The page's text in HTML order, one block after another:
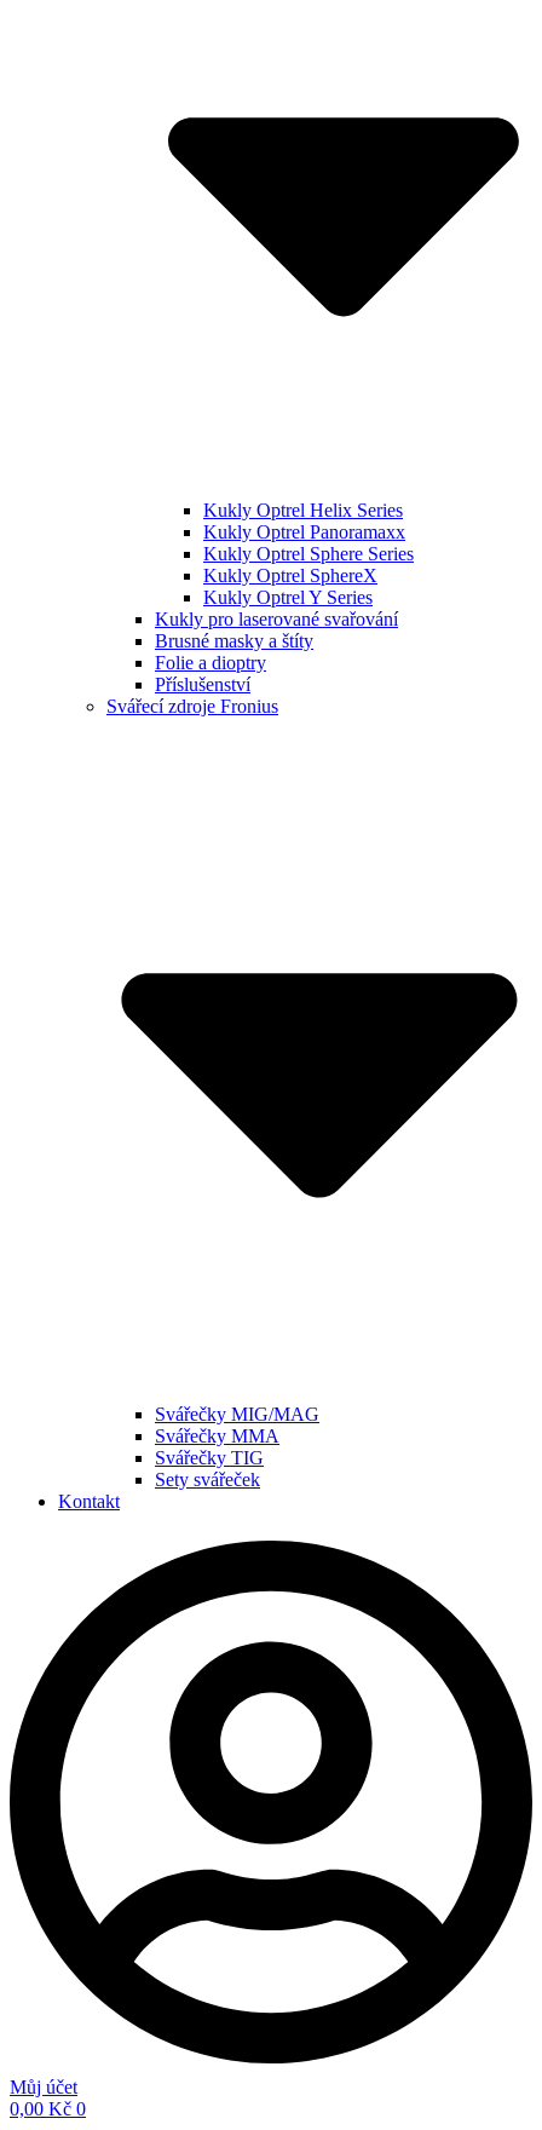
Kukly Optrel Helix Series
Kukly Optrel Panoramaxx
Kukly Optrel Sphere Series
Kukly Optrel SphereX
Kukly Optrel Y Series
Kukly pro laserované svařování
Brusné masky a štíty
Folie a dioptry
Příslušenství
Svářecí zdroje Fronius
Svářečky MIG/MAG
Svářečky MMA
Svářečky TIG
Sety svářeček
Kontakt
Můj účet
0,00 Kč 0